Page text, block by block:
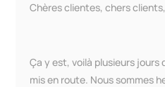
Chères clientes, chers clients,
Ça y est, voilà plusieurs
mis en route. Nous sommes